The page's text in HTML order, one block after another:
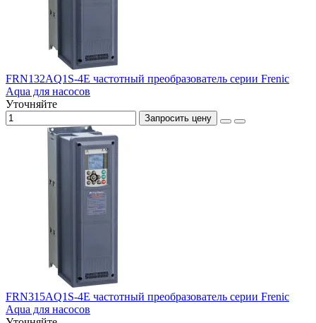
FRN132AQ1S-4E частотный преобразователь серии Frenic
Aqua для насосов
Уточняйте
Запросить цену
FRN315AQ1S-4E частотный преобразователь серии Frenic
Aqua для насосов